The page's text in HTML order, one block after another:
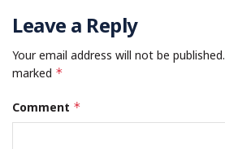
Leave a Reply
Your email address will not be published.
marked *
Comment *